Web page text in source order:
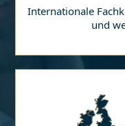
Internationale
und